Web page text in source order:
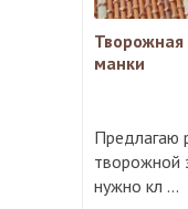
Творожная
манки
Предлагаю
творожной
нужно кл ...